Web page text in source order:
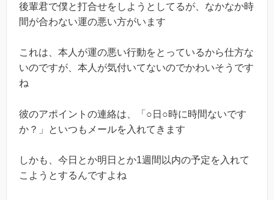
後輩君で僕と打合せをしようとしてるが、なかなか時
間が合わない運の悪い方がいます
これは、本人が運の悪い行動をとっているから仕方な
いのですが、本人が気付いてないのでかわいそうです
ね
彼のアポイントの連絡は、「○日○時に時間ないです
か？」といつもメールを入れてきます
しかも、今日とか明日とか1週間以内の予定を入れて
こようとするんですよね